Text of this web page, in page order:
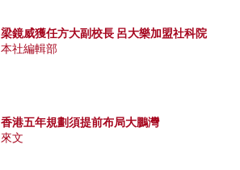
梁鏡威獲任方大副校長 呂大樂加盟社科院
本社編輯部
香港五年規劃須提前布局大鵬灣
來文